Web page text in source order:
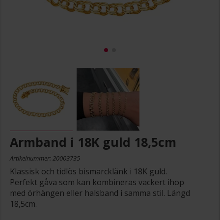
Armband i 18K guld 18,5cm
Artikelnummer: 20003735
Klassisk och tidlös bismarcklänk i 18K guld.
Perfekt gåva som kan kombineras vackert ihop
med örhängen eller halsband i samma stil. Längd
18,5cm.